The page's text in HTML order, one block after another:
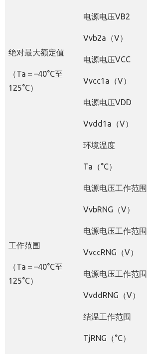
绝对最大额定值
（Ta＝–40°C至
125°C）
电源电压VB2
Vvb2a （V）
电源电压VCC
Vvcc1a （V）
电源电压VDD
Vvdd1a （V）
环境温度
Ta （°C）
工作范围
（Ta ＝ –40°C至
125°C）
电源电压工作范围
VvbRNG （V）
电源电压工作范围
VvccRNG （V）
电源电压工作范围
VvddRNG （V）
结温工作范围
TjRNG （°C）